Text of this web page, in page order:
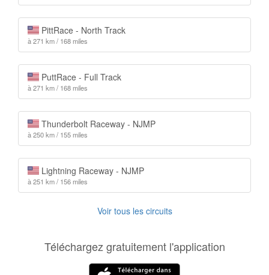
PittRace - North Track
à 271 km / 168 miles
PuttRace - Full Track
à 271 km / 168 miles
Thunderbolt Raceway - NJMP
à 250 km / 155 miles
Lightning Raceway - NJMP
à 251 km / 156 miles
Voir tous les circuits
Téléchargez gratuitement l'application